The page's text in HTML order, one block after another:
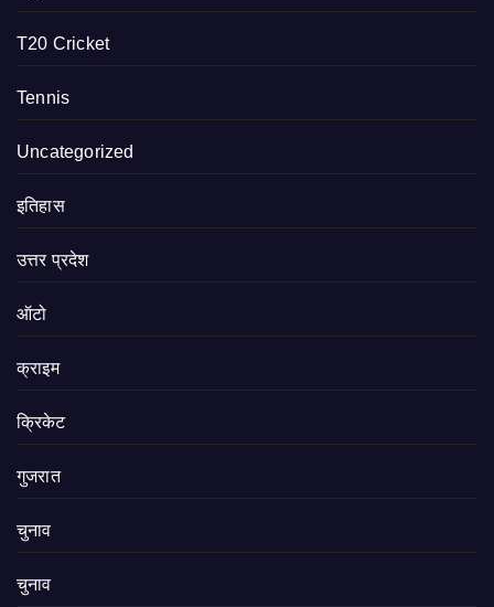
T20 Cricket
Tennis
Uncategorized
इतिहास
उत्तर प्रदेश
ऑटो
क्राइम
क्रिकेट
गुजरात
चुनाव
चुनाव